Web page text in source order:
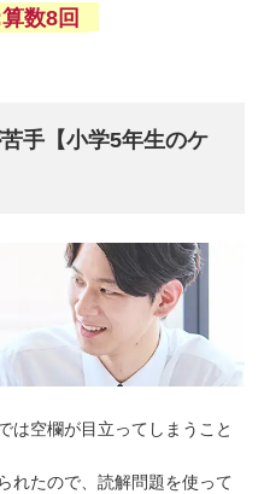
数8回
手【小学5年生のケ
は空欄が目立ってしまうこと
れたので、読解問題を使って